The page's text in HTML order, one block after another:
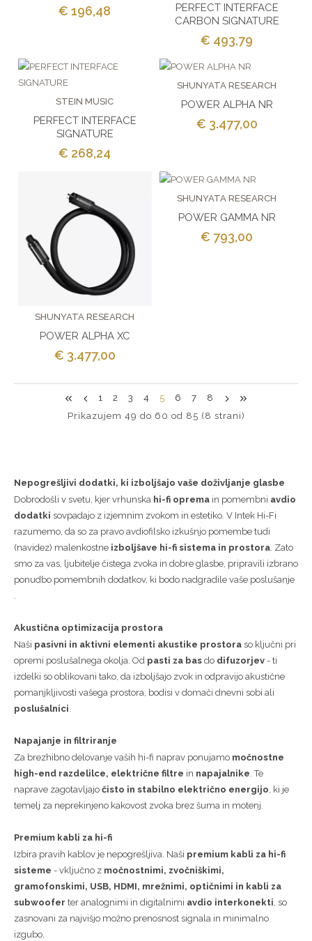
€ 196,48
PERFECT INTERFACE
CARBON SIGNATURE
€ 493,79
STEIN MUSIC
PERFECT INTERFACE
SIGNATURE
€ 268,24
SHUNYATA RESEARCH
POWER ALPHA NR
€ 3.477,00
SHUNYATA RESEARCH
POWER ALPHA XC
€ 3.477,00
SHUNYATA RESEARCH
POWER GAMMA NR
€ 793,00
1 2 3 4 5 6 7
8
Prikazujem 49 do 60 od 85 (8 strani)
Nepogrešljivi dodatki, ki izboljšajo vaše doživljanje glasbe
Dobrodošli v svetu, kjer vrhunska hi-fi oprema in pomembni avdio
dodatki sovpadajo z izjemnim zvokom in estetiko. V Intek Hi-Fi
razumemo, da so za pravo avdiofilsko izkušnjo pomembe tudi
(navidez) malenkostne izboljšave hi-fi sistema in prostora. Zato
smo za vas, ljubitelje čistega zvoka in dobre glasbe, pripravili izbrano
ponudbo pomembnih dodatkov, ki bodo nadgradile vaše poslušanje
.
Akustična optimizacija prostora
Naši pasivni in aktivni elementi akustike prostora so ključni pri
opremi poslušalnega okolja. Od pasti za bas do difuzorjev - ti
izdelki so oblikovani tako, da izboljšajo zvok in odpravijo akustične
pomanjkljivosti vašega prostora, bodisi v domači dnevni sobi ali
poslušalnici.
Napajanje in filtriranje
Za brezhibno delovanje vaših hi-fi naprav ponujamo močnostne
high-end razdelilce, električne filtre in napajalnike. Te
naprave zagotavljajo čisto in stabilno električno energijo, ki je
temelj za neprekinjeno kakovost zvoka brez šuma in motenj.
Premium kabli za hi-fi
Izbira pravih kablov je nepogrešljiva. Naši premium kabli za hi-fi
sisteme - vključno z močnostnimi, zvočniškimi,
gramofonskimi, USB, HDMI, mrežnimi, optičnimi in kabli za
subwoofer ter analognimi in digitalnimi avdio interkonekti, so
zasnovani za najvišjo možno prenosnost signala in minimalno
izgubo.